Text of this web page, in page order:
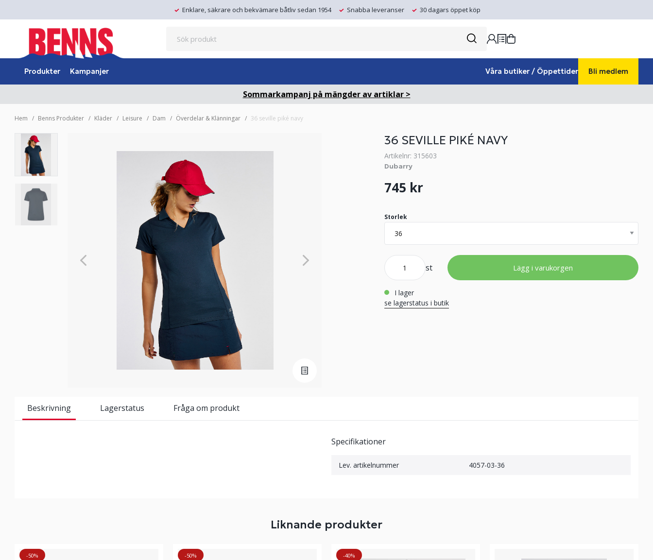
Enklare, säkrare och bekvämare båtliv sedan 1954 Snabba leveranser 30 dagars öppet köp
Produkter Kampanjer Våra butiker / Öppettider Bli medlem
Sommarkampanj på mängder av artiklar >
Hem Benns Produkter Kläder Leisure Dam Överdelar & Klänningar 36 seville piké navy
36 SEVILLE PIKÉ NAVY
Artikelnr: 315603
Dubarry
745 kr
Storlek
st Lägg i varukorgen
i lager
se lagerstatus i butik
Beskrivning Lagerstatus Fråga om produkt
Specifikationer
Lev. artikelnummer 4057-03-36
Liknande produkter
-50% -50% -40%